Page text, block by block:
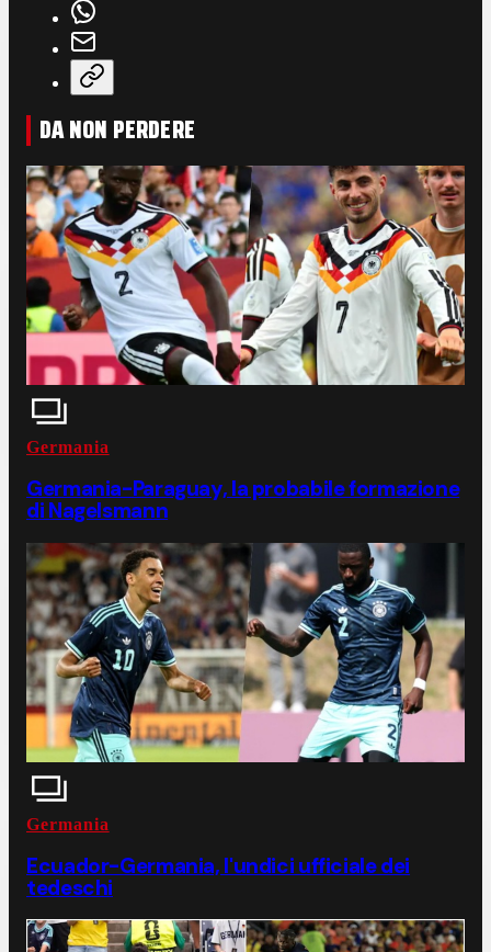
DA NON PERDERE
Germania
Germania-Paraguay, la probabile formazione
di Nagelsmann
Germania
Ecuador-Germania, l'undici ufficiale dei
tedeschi